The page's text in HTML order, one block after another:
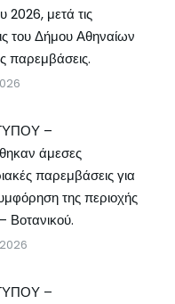
2026, μετά τις
του Δήμου Αθηναίων
παρεμβάσεις.
–
άμεσες
παρεμβάσεις για
της περιοχής
Βοτανικού.
–